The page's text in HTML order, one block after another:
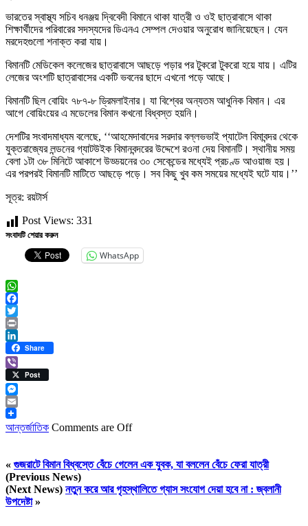
ভারতের স্বাস্থ্য সচিব ধনঞ্জয় দ্বিবেদী বিমানে থাকা যাত্রী ও ওই ছাত্রাবাসে থাকা
শিক্ষার্থীদের পরিবারের সদস্যদের ডিএনএ সেম্পল দেওয়ার অনুরোধ জানিয়েছেন। যেন
মরদেহগুলো শনাক্ত করা যায়।
বিমানটি মেডিকেল কলেজের ছাত্রাবাসে আছড়ে পড়ার পর টুকরো টুকরো হয়ে যায়। এটির
লেজের অংশটি ছাত্রাবাসের একটি ভবনের ছাদে এখনো পড়ে আছে।
বিমানটি ছিল বোয়িং ৭৮৭-৮ ড্রিমলাইনার। যা বিশ্বের অন্যতম আধুনিক বিমান। এর
আগে বোয়িংয়ের এ মডেলের বিমান কখনো বিধ্বস্ত হয়নি।
দেশটির সংবাদমাধ্যম বলেছে, ‘‘আহমেদাবাদের সরদার বল্লভভাই প্যাটেল বিমাবন্দর থেকে
যুক্তরাজ্যের লন্ডনের গ্যাটউইক বিমানবন্দরের উদ্দেশে রওনা দেয় বিমানটি। স্থানীয় সময়
বেলা ১টা ৩৮ মিনিটে আকাশে উড্ডয়নের ৩০ সেকেন্ডের মধ্যেই প্রচণ্ড আওয়াজ হয়।
এর পরপরই বিমানটি মাটিতে আছড়ে পড়ে। সব কিছু খুব কম সময়ের মধ্যেই ঘটে যায়।’’
সূত্র: রয়টার্স
Post Views: 331
সংবাদটি শেয়ার করুন
WhatsApp
WhatsApp
Facebook
Twitter
Print
LinkedIn
Share
ViberPost
Messenger
Email
আন্তর্জাতিক Comments are Off
« গুজরাটে বিমান বিধ্বস্তে বেঁচে গেলেন এক যুবক, যা বললেন বেঁচে ফেরা যাত্রী
(Previous News)
(Next News) নতুন করে আর গৃহস্থালিতে গ্যাস সংযোগ দেয়া হবে না : জ্বলানী
উপদেষ্টা»